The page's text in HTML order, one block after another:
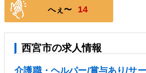
へぇ〜 14
西宮市の求人情報
介護職・ヘルパー/賞与あり/サ